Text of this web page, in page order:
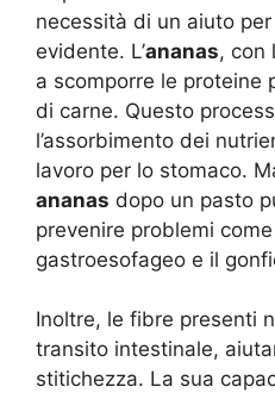
necessità di un aiuto per
evidente. L’ananas, con
a scomporre le proteine
di carne. Questo
l’assorbimento dei
lavoro per lo stomaco.
ananas dopo un pasto
prevenire problemi
gastroesofageo e il
Inoltre, le fibre presenti
transito intestinale,
stitichezza. La sua